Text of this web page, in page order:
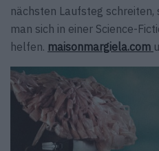
nächsten Laufsteg
man sich in einer Science-
helfen. maisonmargiela.com